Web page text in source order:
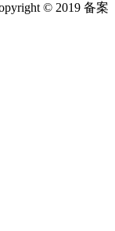
© 2019 备案